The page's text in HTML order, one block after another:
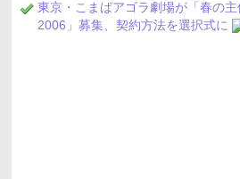
東京・こまばアゴラ劇場が「春の
2006」募集、契約方法を選択式に